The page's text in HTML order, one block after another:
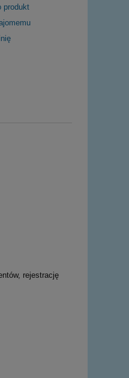
produkt
rejestrację